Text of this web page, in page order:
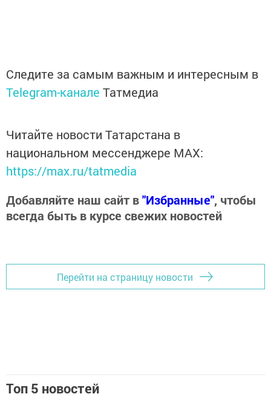
Следите за самым важным и интересным в
Telegram-канале Татмедиа
Читайте новости Татарстана в
национальном мессенджере MАХ:
https://max.ru/tatmedia
Добавляйте наш сайт в"Избранные", чтобы
всегда быть в курсе свежих новостей
Перейти на страницу новости
Топ 5 новостей